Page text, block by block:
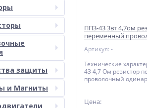
защиты
и Магниты
ПП3-43 3вт 4,7ом
переменный
Артикул: -
Технические
43 4,7 Ом резистор
проволочный
подвижной системы
Цена: